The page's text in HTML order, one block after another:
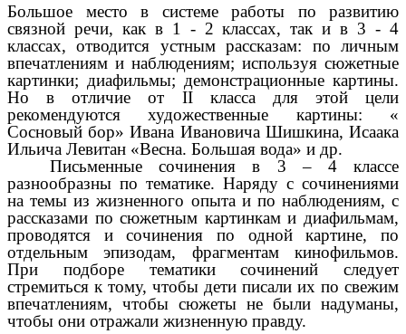
Большое место в системе работы по развитию
связной речи, как в 1 - 2 классах, так и в 3 - 4
классах, отводится устным рассказам: по личным
впечатлениям и наблюдениям; используя сюжетные
картинки; диафильмы; демонстрационные картины.
Но в отличие от II класса для этой цели
рекомендуются художественные картины: «
Сосновый бор» Ивана Ивановича Шишкина, Исаака
Ильича Левитан «Весна. Большая вода» и др.
Письменные сочинения в 3 – 4 классе
разнообразны по тематике. Наряду с сочинениями
на темы из жизненного опыта и по наблюдениям, с
рассказами по сюжетным картинкам и диафильмам,
проводятся и сочинения по одной картине, по
отдельным эпизодам, фрагментам кинофильмов.
При подборе тематики сочинений следует
стремиться к тому, чтобы дети писали их по свежим
впечатлениям, чтобы сюжеты не были надуманы,
чтобы они отражали жизненную правду.